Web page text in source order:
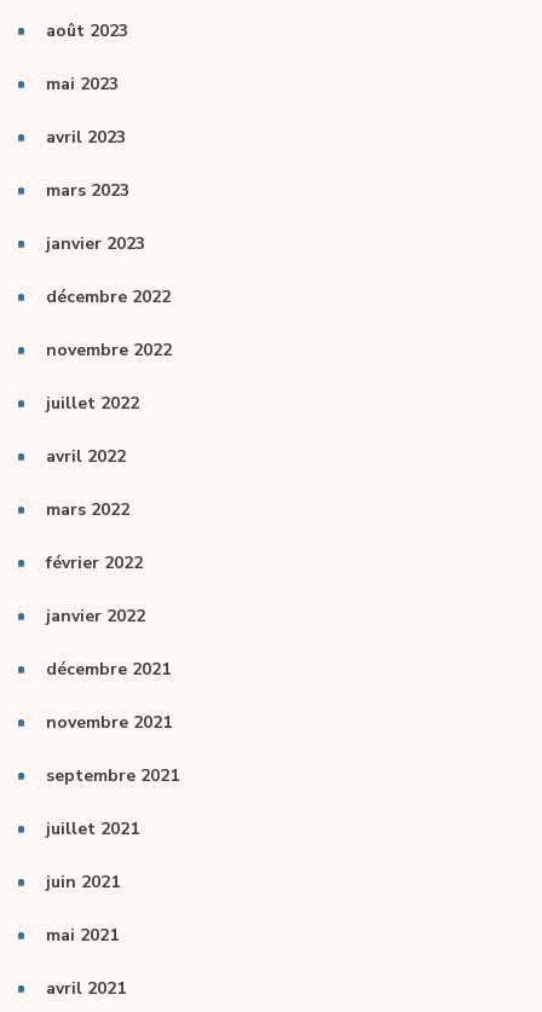
août 2023
mai 2023
avril 2023
mars 2023
janvier 2023
décembre 2022
novembre 2022
juillet 2022
avril 2022
mars 2022
février 2022
janvier 2022
décembre 2021
novembre 2021
septembre 2021
juillet 2021
juin 2021
mai 2021
avril 2021